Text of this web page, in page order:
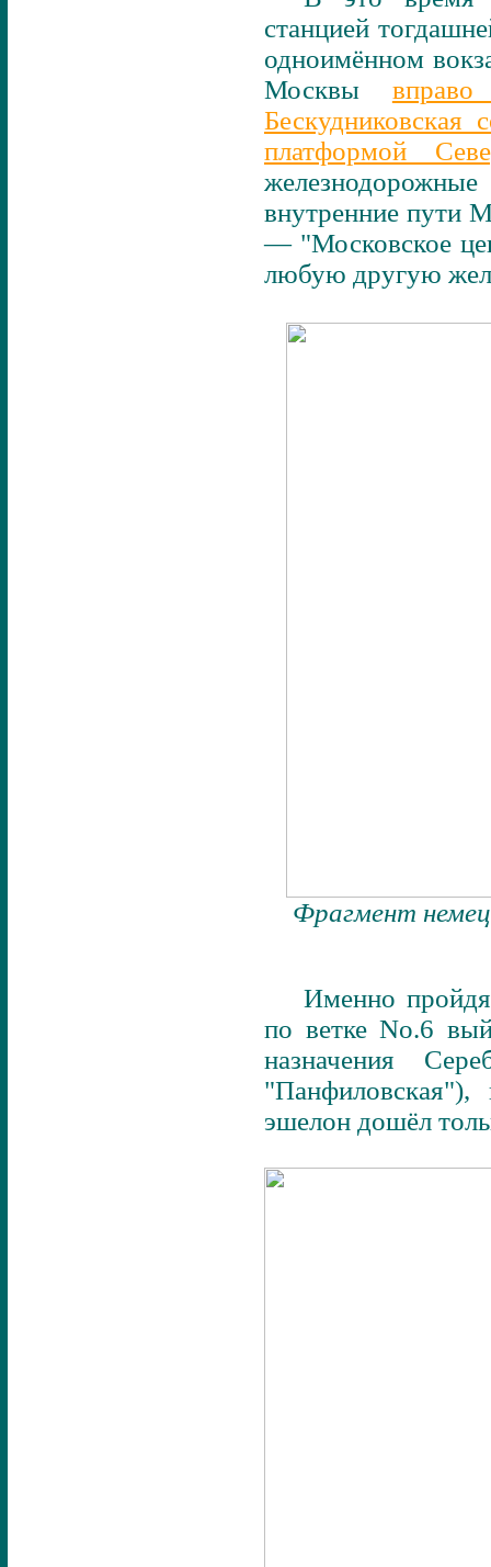
станцией
одноимённом
Москвы
Бескудниковская
платформой
железнодорожные
внутренние пути
— "Московское
любую другую
Фрагмент
Именно
по ветке No.6
назначения
эшелон дошёл